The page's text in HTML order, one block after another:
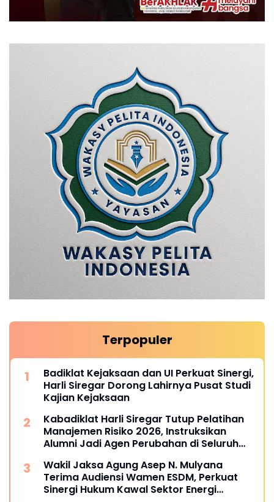
Terpopuler
Badiklat Kejaksaan dan UI Perkuat Sinergi,
Harli Siregar Dorong Lahirnya Pusat Studi
Kajian Kejaksaan
Kabadiklat Harli Siregar Tutup Pelatihan
Manajemen Risiko 2026, Instruksikan
Alumni Jadi Agen Perubahan di Seluruh
Wakil Jaksa Agung Asep N. Mulyana
Terima Audiensi Wamen ESDM, Perkuat
Sinergi Hukum Kawal Sektor Energi